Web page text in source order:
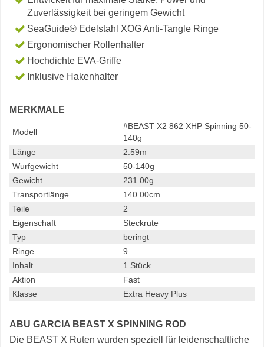
Zuverlässigkeit bei geringem Gewicht
SeaGuide® Edelstahl XOG Anti-Tangle Ringe
Ergonomischer Rollenhalter
Hochdichte EVA-Griffe
Inklusive Hakenhalter
MERKMALE
Modell
#BEAST X2 862 XHP Spinning 50-
140g
Länge
2.59m
Wurfgewicht
50-140g
Gewicht
231.00g
Transportlänge
140.00cm
Teile
2
Eigenschaft
Steckrute
Typ
beringt
Ringe
9
Inhalt
1 Stück
Aktion
Fast
Klasse
Extra Heavy Plus
ABU GARCIA BEAST X SPINNING ROD
Die BEAST X Ruten wurden speziell für leidenschaftliche